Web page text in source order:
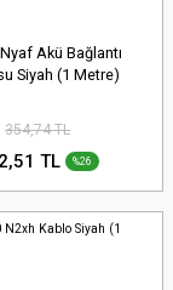
Akü Bağlantı
Siyah (1 Metre)
354,74 TL
TL %26